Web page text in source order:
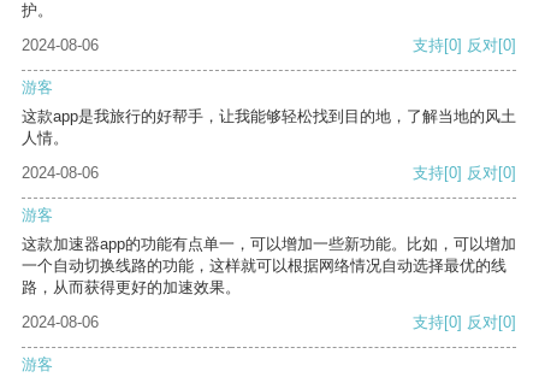
护。
2024-08-06
支持[0] 反对[0]
游客
这款app是我旅行的好帮手，让我能够轻松找到目的地，了解当地的风土
人情。
2024-08-06
支持[0] 反对[0]
游客
这款加速器app的功能有点单一，可以增加一些新功能。比如，可以增加
一个自动切换线路的功能，这样就可以根据网络情况自动选择最优的线
路，从而获得更好的加速效果。
2024-08-06
支持[0] 反对[0]
游客